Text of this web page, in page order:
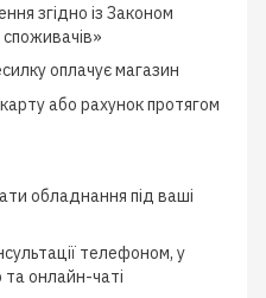
згідно із Законом
оплачує магазин
або рахунок протягом
обладнання під ваші
телефоном, у
онлайн-чаті